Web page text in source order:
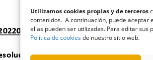
Utilizamos cookies propias y de terceros
contenidos. A continuación, puede
ellas pueden ser utilizadas. Para editar
Política de cookiesde nuestro sitio web.